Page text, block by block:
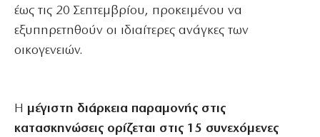
έως τις 20 Σεπτεμβρίου, προκειμένου να
εξυπηρετηθούν οι ιδιαίτερες ανάγκες των
οικογενειών.
Η μέγιστη διάρκεια παραμονής στις
κατασκηνώσεις ορίζεται στις 15 συνεχόμενες